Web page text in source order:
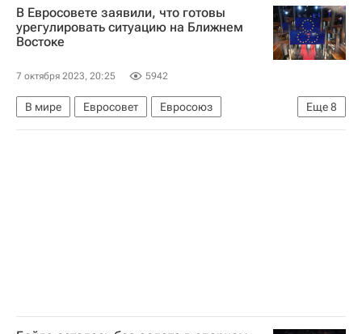
В Евросовете заявили, что готовы
урегулировать ситуацию на Ближнем
Востоке
7 октября 2023, 20:25 5942
Еще8
В мире Евросовет
Евросоюз
Обострение палестино-израильского конфликта в 2023 году